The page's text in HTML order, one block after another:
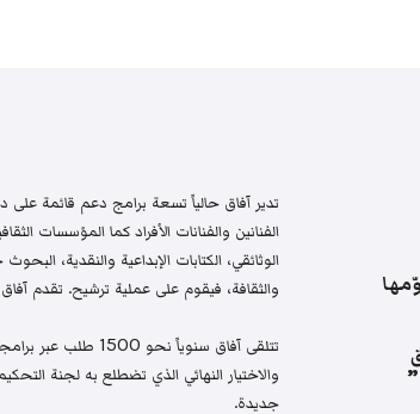
تدير آفاق حالياً تسعة برامج دعم قائمة على
الفنانين والفنانات الأفراد كما المؤسسات
الوثائقي، الكتابات الإبداعية والنقدية،
والثقافة، فيقوم على عملية ترشيح. تقدم
تتلقى آفاق سنوياً
والاختيار النهائي الذي تضطلع به لجنة
جديدة.